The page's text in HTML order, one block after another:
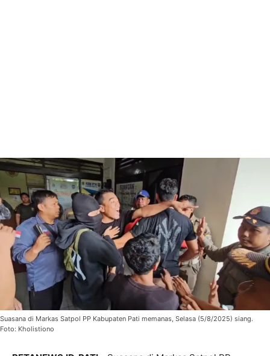
Suasana di Markas Satpol PP Kabupaten Pati memanas, Selasa (5/8/2025) siang.
Foto: Kholistiono